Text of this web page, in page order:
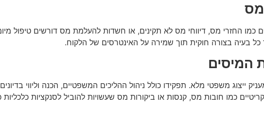
כמו החזרי מס, דיווחי מס לא תקינים, או חשדות להעלמת מס דורשים טיפול
בעיה בצורה חוקית תוך שמירה על האינטרסים של הלקוח.
המיסים
משפטי מלא. תפקידו כולל ניהול ההליכים המשפטיים, הכנה וליווי
כמו חובות מס, קנסות או ביקורות מס שעשויות להוביל לסנקציות כלכליות